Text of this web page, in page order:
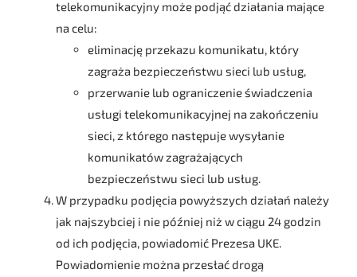
telekomunikacyjny może podjąć działania mające
na celu:
eliminację przekazu komunikatu, który
zagraża bezpieczeństwu sieci lub usług,
przerwanie lub ograniczenie świadczenia
usługi telekomunikacyjnej na zakończeniu
sieci, z którego następuje wysyłanie
komunikatów zagrażających
bezpieczeństwu sieci lub usług.
W przypadku podjęcia powyższych działań należy
jak najszybciej i nie później niż w ciągu 24 godzin
od ich podjęcia, powiadomić Prezesa UKE.
Powiadomienie można przesłać drogą